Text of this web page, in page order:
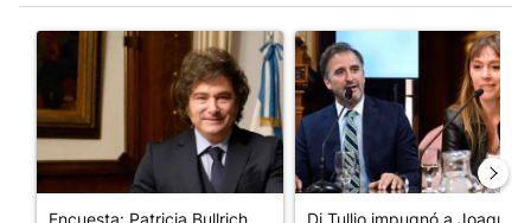
Este listado muestra los artículos con más comentarios en los
Un artículo de tendencia con el título "Encuesta: Patricia
Encuesta: Patricia Bullrich
Un artículo de tendencia con
Di Tullio impugnó a Joaquín